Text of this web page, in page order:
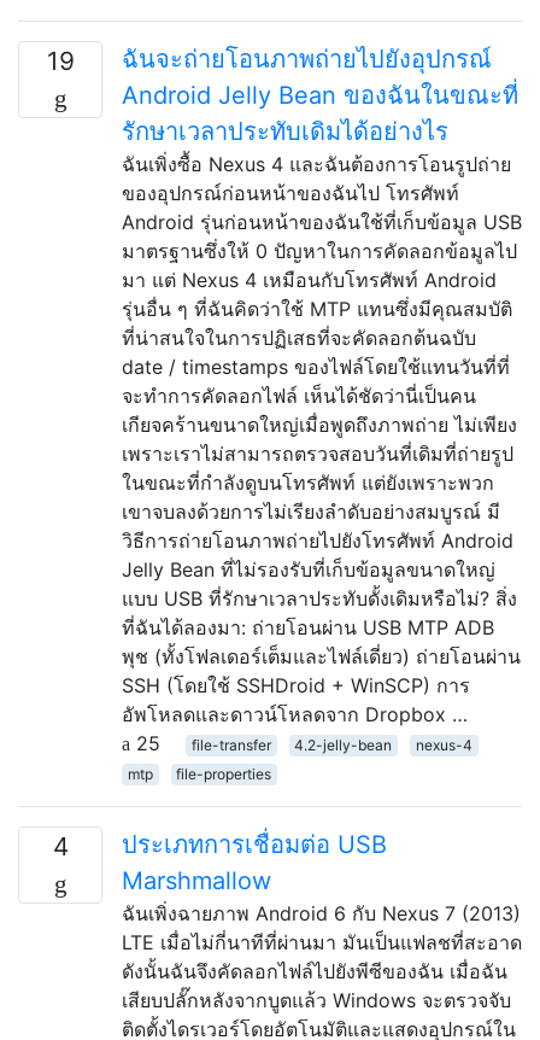
19
ฉันจะถ่ายโอนภาพถ่ายไปยังอุปกรณ์
Android Jelly Bean ของฉันในขณะที่
รักษาเวลาประทับเดิมได้อย่างไร
ฉันเพิ่งซื้อ Nexus 4 และฉันต้องการโอนรูปถ่าย
ของอุปกรณ์ก่อนหน้าของฉันไป โทรศัพท์
Android รุ่นก่อนหน้าของฉันใช้ที่เก็บข้อมูล USB
มาตรฐานซึ่งให้ 0 ปัญหาในการคัดลอกข้อมูลไป
มา แต่ Nexus 4 เหมือนกับโทรศัพท์ Android
รุ่นอื่น ๆ ที่ฉันคิดว่าใช้ MTP แทนซึ่งมีคุณสมบัติ
ที่น่าสนใจในการปฏิเสธที่จะคัดลอกต้นฉบับ
date / timestamps ของไฟล์โดยใช้แทนวันที่ที่
จะทำการคัดลอกไฟล์ เห็นได้ชัดว่านี่เป็นคน
เกียจคร้านขนาดใหญ่เมื่อพูดถึงภาพถ่าย ไม่เพียง
เพราะเราไม่สามารถตรวจสอบวันที่เดิมที่ถ่ายรูป
ในขณะที่กำลังดูบนโทรศัพท์ แต่ยังเพราะพวก
เขาจบลงด้วยการไม่เรียงลำดับอย่างสมบูรณ์ มี
วิธีการถ่ายโอนภาพถ่ายไปยังโทรศัพท์ Android
Jelly Bean ที่ไม่รองรับที่เก็บข้อมูลขนาดใหญ่
แบบ USB ที่รักษาเวลาประทับดั้งเดิมหรือไม่? สิ่ง
ที่ฉันได้ลองมา: ถ่ายโอนผ่าน USB MTP ADB
พุช (ทั้งโฟลเดอร์เต็มและไฟล์เดี่ยว) ถ่ายโอนผ่าน
SSH (โดยใช้ SSHDroid + WinSCP) การ
อัพโหลดและดาวน์โหลดจาก Dropbox …
25
file-transfer 4.2-jelly-bean
nexus-4
mtp
file-properties
4
ประเภทการเชื่อมต่อ USB
Marshmallow
ฉันเพิ่งฉายภาพ Android 6 กับ Nexus 7 (2013)
LTE เมื่อไม่กี่นาทีที่ผ่านมา มันเป็นแฟลชที่สะอาด
ดังนั้นฉันจึงคัดลอกไฟล์ไปยังพีซีของฉัน เมื่อฉัน
เสียบปลั๊กหลังจากบูตแล้ว Windows จะตรวจจับ
ติดตั้งไดรเวอร์โดยอัตโนมัติและแสดงอุปกรณ์ใน